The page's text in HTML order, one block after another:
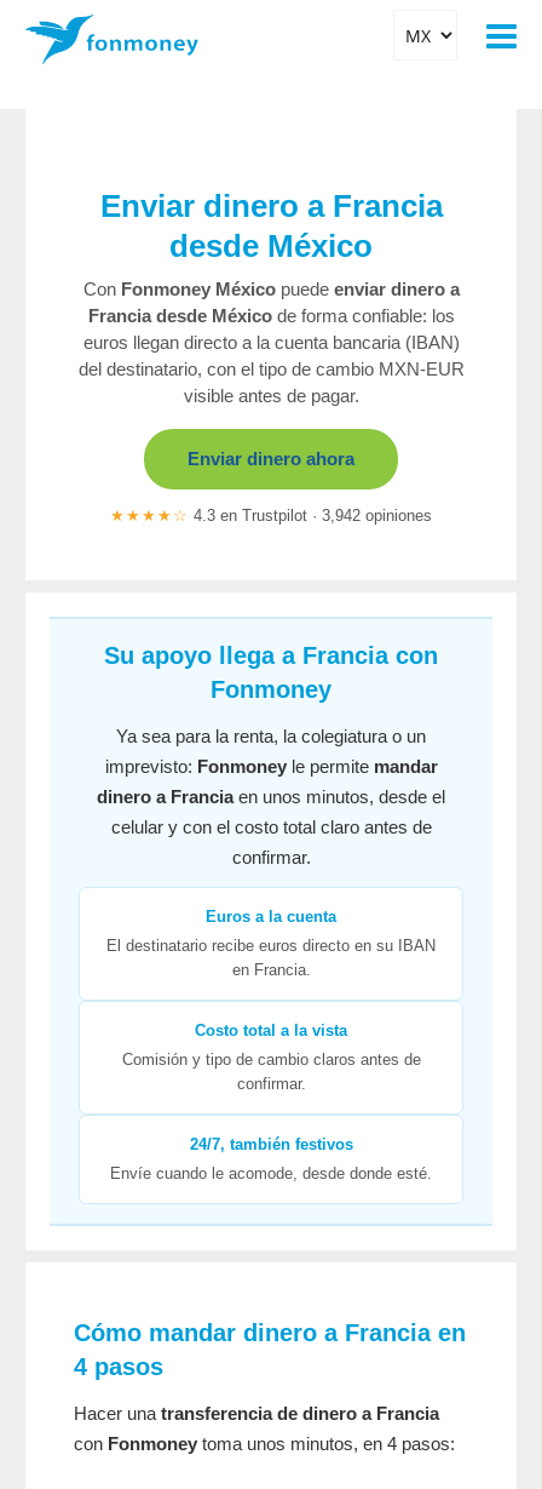
Enviar dinero a Francia
desde México
Con Fonmoney Méxicopuede enviar dinero a
Francia desde Méxicode forma confiable: los
euros llegan directo a la cuenta bancaria (IBAN)
del destinatario, con el tipo de cambio MXN-EUR
visible antes de pagar.
Enviar dinero ahora
★★★★☆ 4.3 en Trustpilot · 3,942 opiniones
Su apoyo llega a Francia con
Fonmoney
Ya sea para la renta, la colegiatura o un
imprevisto: Fonmoneyle permite mandar
dinero a Franciaen unos minutos, desde el
celular y con el costo total claro antes de
confirmar.
Euros a la cuenta
El destinatario recibe euros directo en su IBAN
en Francia.
Costo total a la vista
Comisión y tipo de cambio claros antes de
confirmar.
24/7, también festivos
Envíe cuando le acomode, desde donde esté.
Cómo mandar dinero a Francia en
4 pasos
Hacer una transferencia de dinero a Francia
con Fonmoney toma unos minutos, en 4 pasos: